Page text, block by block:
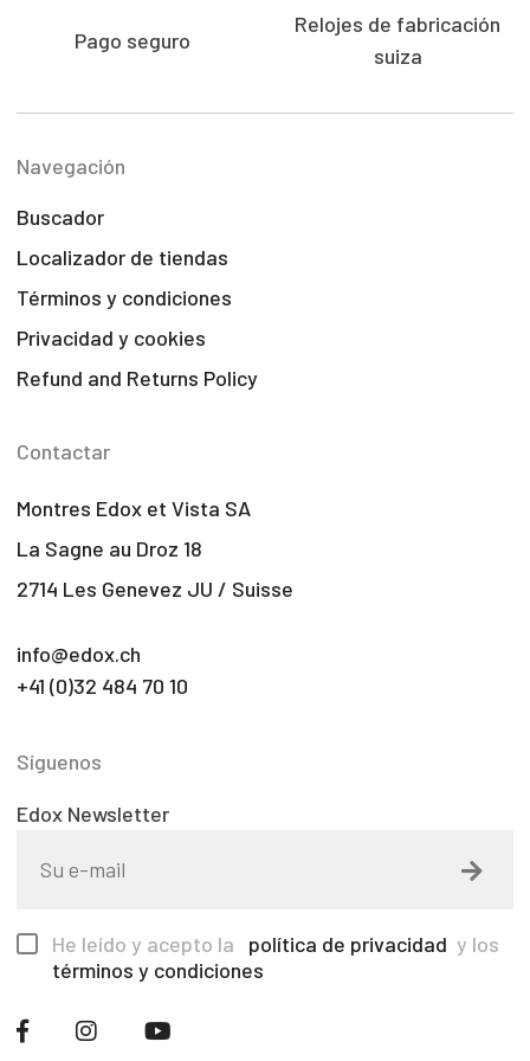
Pago seguro
Relojes de fabricación
suiza
Navegación
Buscador
Localizador de tiendas
Términos y condiciones
Privacidad y cookies
Refund and Returns Policy
Contactar
Montres Edox et Vista SA
La Sagne au Droz 18
2714 Les Genevez JU / Suisse
info@edox.ch
+41 (0)32 484 70 10
Síguenos
Edox Newsletter
He leído y acepto la política de privacidad y los
términos y condiciones